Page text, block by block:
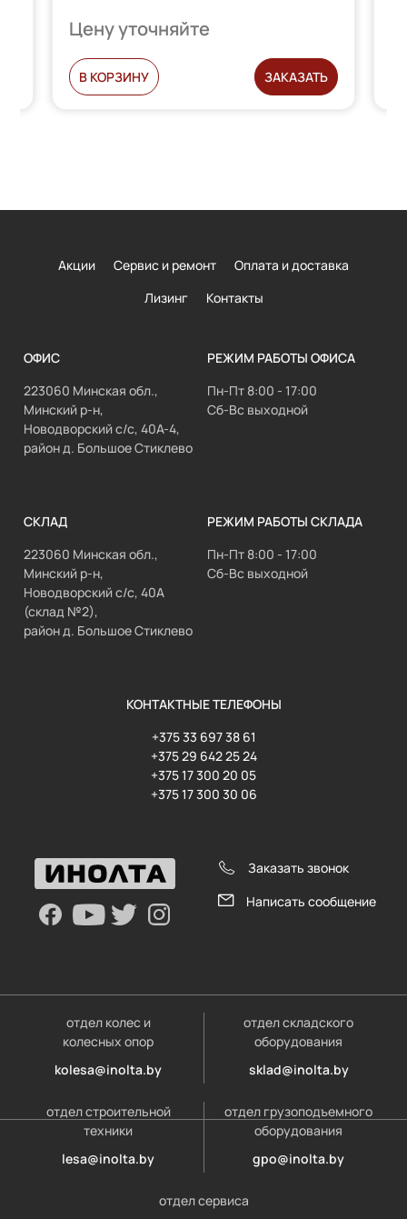
Цену уточняйте
В КОРЗИНУ ЗАКАЗАТЬ
Акции Сервис и ремонт
Оплата и доставка
Лизинг
Контакты
ОФИС
223060 Минская обл.,
Минский р-н,
Новодворский с/с, 40А-4,
район д. Большое Стиклево
РЕЖИМ РАБОТЫ ОФИСА
Пн-Пт 8:00 - 17:00
Сб-Вс выходной
СКЛАД
223060 Минская обл.,
Минский р-н,
Новодворский с/с, 40А
(склад №2),
район д. Большое Стиклево
РЕЖИМ РАБОТЫ СКЛАДА
Пн-Пт 8:00 - 17:00
Сб-Вс выходной
КОНТАКТНЫЕ ТЕЛЕФОНЫ
+375 33 697 38 61
+375 29 642 25 24
+375 17 300 20 05
+375 17 300 30 06
Заказать звонок
Написать сообщение
отдел колес и
колесных опор
kolesa@inolta.by
отдел складского
оборудования
sklad@inolta.by
отдел строительной
техники
lesa@inolta.by
отдел грузоподъемного
оборудования
gpo@inolta.by
отдел сервиса